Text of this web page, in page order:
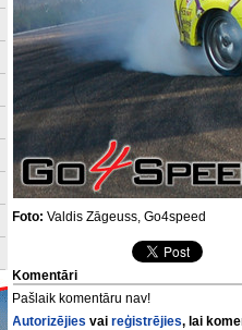
Foto: Valdis Zāgeuss, Go4speed
Komentāri
Pašlaik komentāru nav!
Autorizējies vaireģistrējies, lai